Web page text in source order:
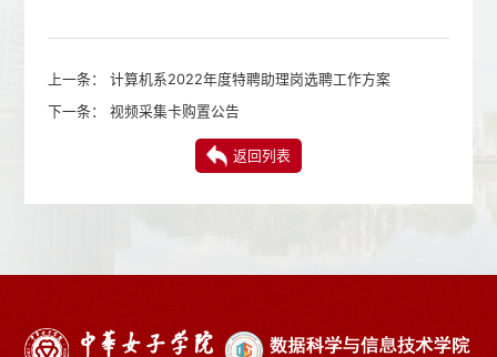
上一条： 计算机系2022年度特聘助理岗选聘工作方案
下一条： 视频采集卡购置公告
返回列表